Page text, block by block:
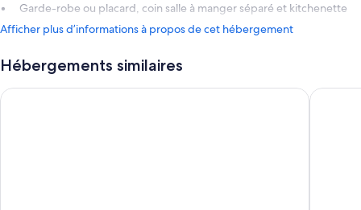
Garde-robe ou placard, coin salle à manger séparé et kitchenette
Afficher plus d’informations à propos de cet hébergement
Hébergements similaires
Scandic Rovaniemi City Arctic